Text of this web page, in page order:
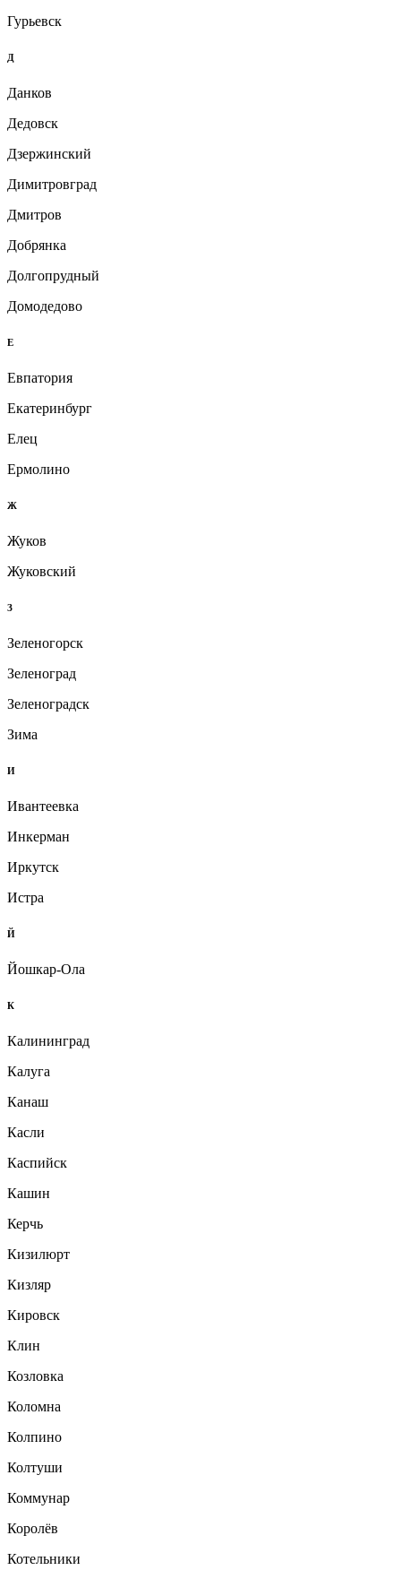
Гурьевск
Д
Данков
Дедовск
Дзержинский
Димитровград
Дмитров
Добрянка
Долгопрудный
Домодедово
Е
Евпатория
Екатеринбург
Елец
Ермолино
Ж
Жуков
Жуковский
З
Зеленогорск
Зеленоград
Зеленоградск
Зима
И
Ивантеевка
Инкерман
Иркутск
Истра
Й
Йошкар-Ола
К
Калининград
Калуга
Канаш
Касли
Каспийск
Кашин
Керчь
Кизилюрт
Кизляр
Кировск
Клин
Козловка
Коломна
Колпино
Колтуши
Коммунар
Королёв
Котельники